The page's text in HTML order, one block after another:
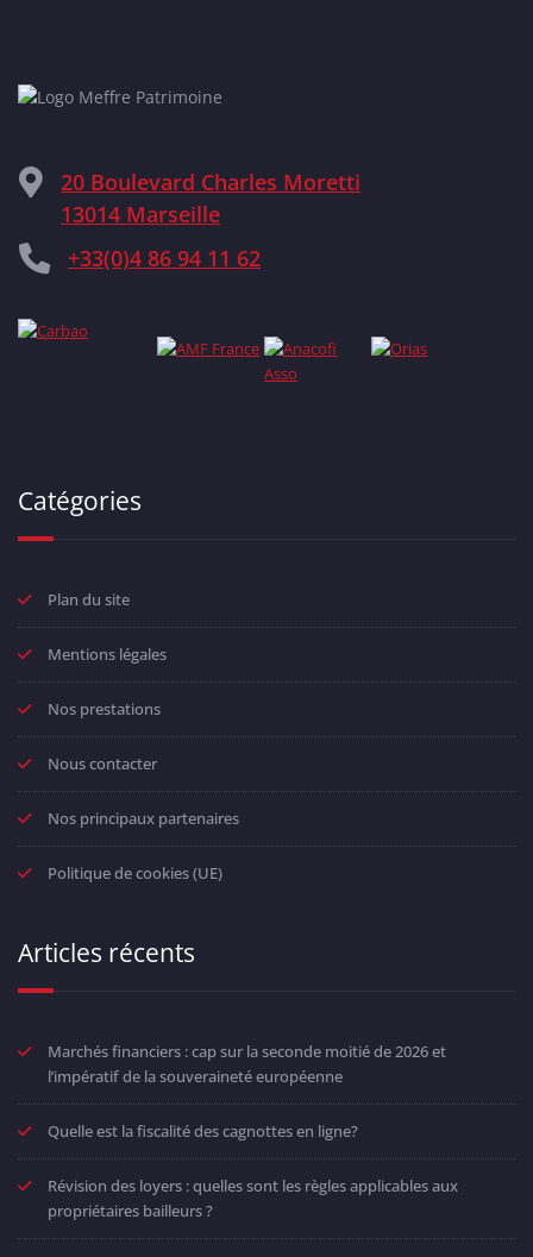
20 Boulevard Charles Moretti
13014 Marseille
+33(0)4 86 94 11 62
Catégories
Plan du site
Mentions légales
Nos prestations
Nous contacter
Nos principaux partenaires
Politique de cookies (UE)
Articles récents
Marchés financiers : cap sur la seconde moitié de 2026 et
l’impératif de la souveraineté européenne
Quelle est la fiscalité des cagnottes en ligne?
Révision des loyers : quelles sont les règles applicables aux
propriétaires bailleurs ?